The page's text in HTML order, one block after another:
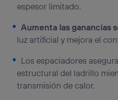
espesor limitado.
Aumenta las ganancias
luz artificial y mejora el
Los espaciadores
estructural del ladrillo
transmisión de calor.